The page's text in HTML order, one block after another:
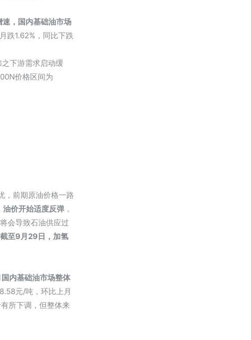
，国内基础油市场
跌1.62%，同比下跌
下游需求启动缓
价格区间为
，前期原油价格一路
油价开始适度反弹 ，
会导致石油供应过
截至9月29日，加氢
内基础油市场整体
元/吨，环比上月
所下调，但整体来